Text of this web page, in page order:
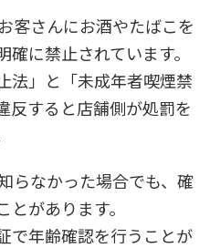
客さんにお酒やたばこを
に禁止されています。
法」と「未成年者喫煙禁
反すると店舗側が処罰を
らなかった場合でも、確
があります。
で年齢確認を行うことが